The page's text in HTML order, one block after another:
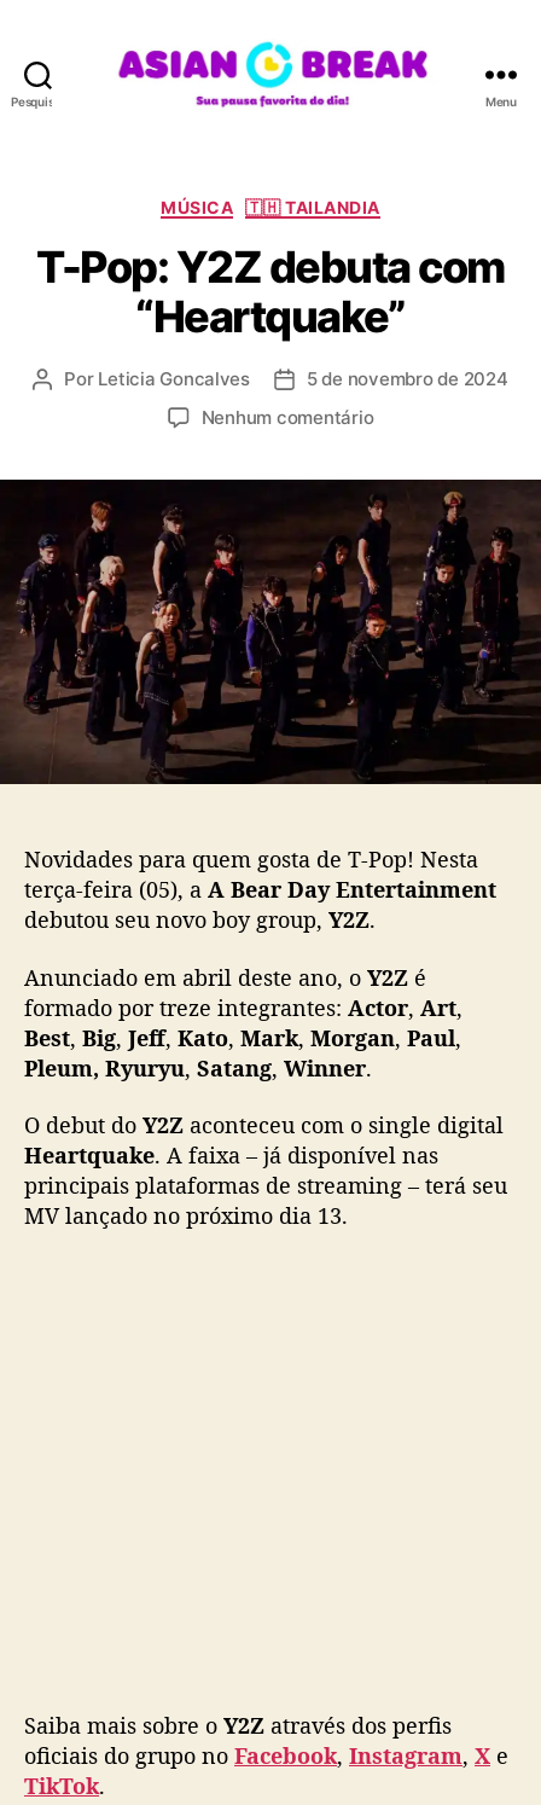
Pesquisar
A
B
R
E
A
Menu
C
t
e
g
o
a
MÚSICA 🇹🇭 TAILANDIA
T-Pop: Y2Z debuta com
“Heartquake”
A
r
o
p
o
s
Por Leticia Goncalves
D
d
e
u
b
i
ç
ã
o
5 de novembro de 2024
Nenhum comentárioe
-
P
p
:
Y
2
Z
b
u
c
o
m
H
e
u
a
k
Novidades para quem gosta de T-Pop! Nesta
terça-feira (05), a A Bear Day Entertainment
debutou seu novo boy group, Y2Z.
Anunciado em abril deste ano, o Y2Z é
formado por treze integrantes: Actor, Art,
Best, Big, Jeff, Kato, Mark, Morgan, Paul,
Pleum, Ryuryu, Satang, Winner.
O debut do Y2Z aconteceu com o single digital
Heartquake. A faixa – já disponível nas
principais plataformas de streaming – terá seu
MV lançado no próximo dia 13.
Saiba mais sobre o Y2Z através dos perfis
oficiais do grupo no Facebook, Instagram, X e
TikTok.